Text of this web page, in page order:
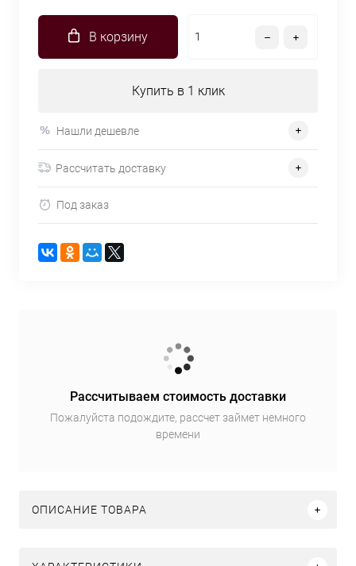
В корзину
Купить в 1 клик
Нашли дешевле
Рассчитать доставку
Под заказ
Рассчитываем стоимость доставки
Пожалуйста подождите, рассчет займет немного
времени
ОПИСАНИЕ ТОВАРА